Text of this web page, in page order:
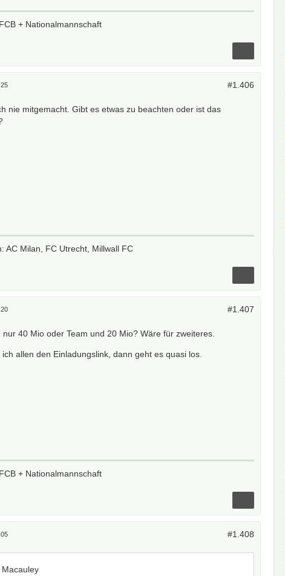
+ Nationalmannschaft
#1.406
nie mitgemacht. Gibt es etwas zu beachten oder ist das
AC Milan, FC Utrecht, Millwall FC
#1.407
nur 40 Mio oder Team und 20 Mio? Wäre für zweiteres.
allen den Einladungslink, dann geht es quasi los.
+ Nationalmannschaft
#1.408